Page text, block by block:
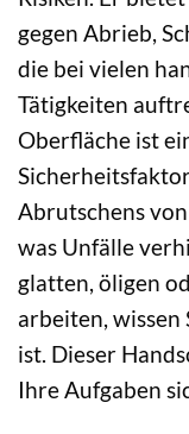
gegen Abrieb,
die bei vielen
Tätigkeiten
Oberfläche ist
Abrutschens
was Unfälle
glatten, öligen
arbeiten,
ist. Dieser
Ihre Aufgaben